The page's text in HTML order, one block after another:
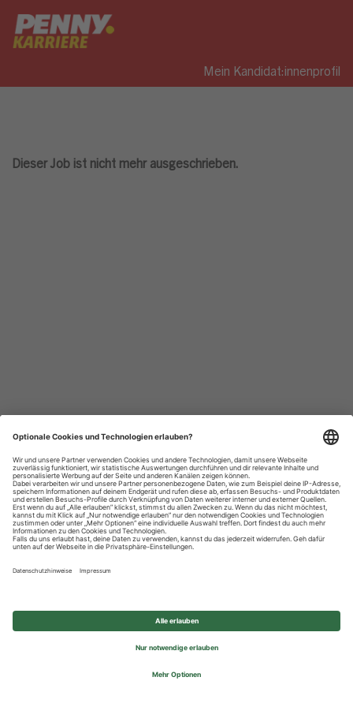
Mein Kandidat:innenprofil
Dieser Job ist nicht mehr ausgeschrieben.
Datenschutzhinweise
Impressum
Privatsphäre-Einstellungen
© 2026 REWE Group - All rights reserved